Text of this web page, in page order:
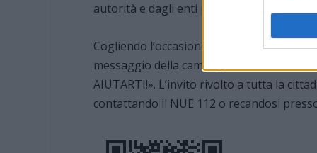
autorità e dagli enti preposti.
Cogliendo l’occasione di questo
messaggio della campagna informativa
AIUTARTI!». L’invito rivolto a tutta la
contattando il NUE 112 o recandosi